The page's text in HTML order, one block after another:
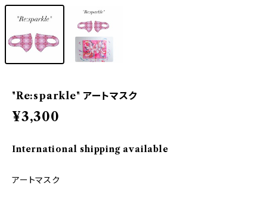
"Re:sparkle" アートマスク
¥3,300
International shipping available
アートマスク